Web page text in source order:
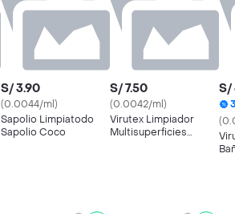
S/ 3.90
(0.0044/ml)
Sapolio Limpiatodo
Sapolio Coco
S/ 7.50
(0.0042/ml)
Virutex Limpiador
Multisuperficies
S/